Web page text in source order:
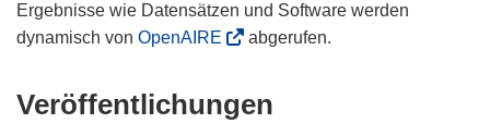
Ergebnisse wie Datensätzen und Software werden
dynamisch von OpenAIRE abgerufen.
Veröffentlichungen